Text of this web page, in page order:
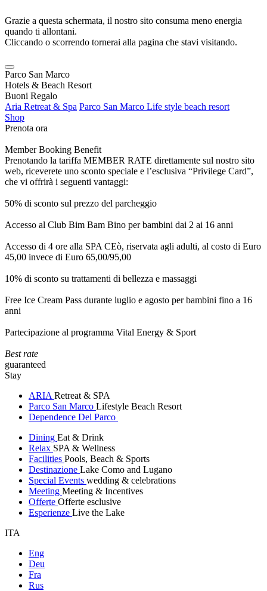
Grazie a questa schermata, il nostro sito consuma meno energia
quando ti allontani.
Cliccando o scorrendo tornerai alla pagina che stavi visitando.
Parco San Marco
Hotels & Beach Resort
Buoni Regalo
Aria Retreat & Spa Parco San Marco Life style beach resort
Shop
Prenota ora
Member Booking Benefit
Prenotando la tariffa MEMBER RATE direttamente sul nostro sito
web, riceverete uno sconto speciale e l’esclusiva “Privilege Card”,
che vi offrirà i seguenti vantaggi:
50% di sconto sul prezzo del parcheggio
Accesso al Club Bim Bam Bino per bambini dai 2 ai 16 anni
Accesso di 4 ore alla SPA CEò, riservata agli adulti, al costo di Euro
45,00 invece di Euro 65,00/95,00
10% di sconto su trattamenti di bellezza e massaggi
Free Ice Cream Pass durante luglio e agosto per bambini fino a 16
anni
Partecipazione al programma Vital Energy & Sport
Best rate
guaranteed
Stay
ARIA Retreat & SPA
Parco San Marco Lifestyle Beach Resort
Dependence Del Parco
Dining Eat & Drink
Relax SPA & Wellness
Facilities Pools, Beach & Sports
Destinazione Lake Como and Lugano
Special Events wedding & celebrations
Meeting Meeting & Incentives
Offerte Offerte esclusive
Esperienze Live the Lake
ITA
Eng
Deu
Fra
Rus